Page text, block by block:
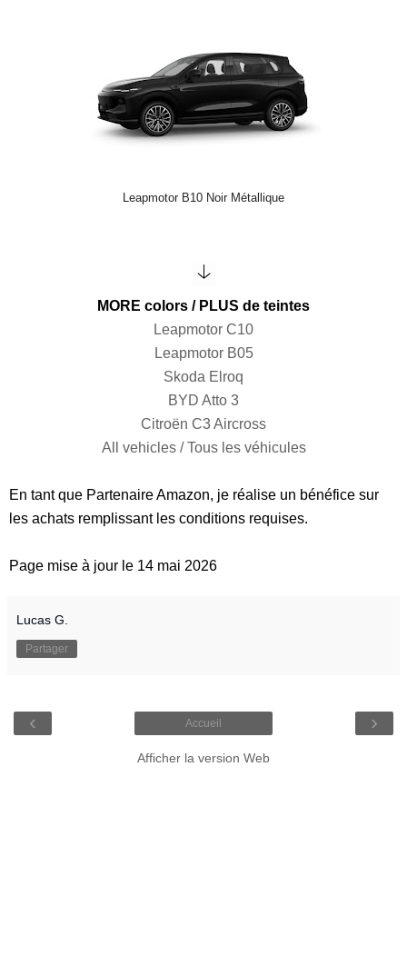
Leapmotor B10 Noir Métallique
MORE colors / PLUS de teintes
Leapmotor C10
Leapmotor B05
Skoda Elroq
BYD Atto 3
Citroën C3 Aircross
All vehicles / Tous les véhicules
En tant que Partenaire Amazon, je réalise un bénéfice sur
les achats remplissant les conditions requises.
Page mise à jour le 14 mai 2026
Lucas G.
Partager
‹ ›
Accueil
Afficher la version Web